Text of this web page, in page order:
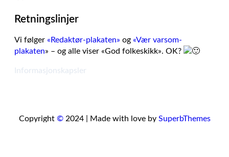
Retningslinjer
Vi følger «Redaktør-plakaten» og «Vær varsom-
plakaten» – og alle viser «God folkeskikk». OK?
Informasjonskapsler
Copyright ©2024 | Made with love by SuperbThemes